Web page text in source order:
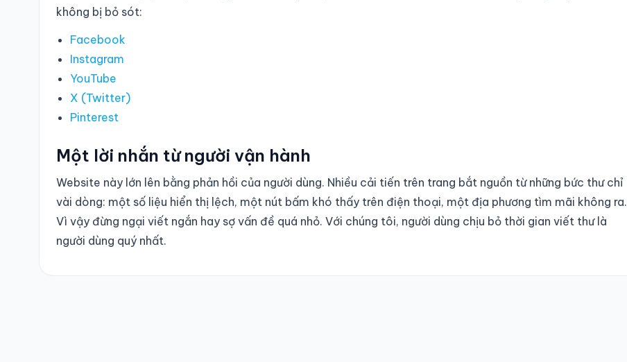
không bị bỏ sót:
Facebook
Instagram
YouTube
X (Twitter)
Pinterest
Một lời nhắn từ người vận hành
Website này lớn lên bằng phản hồi của người dùng. Nhiều cải tiến trên trang bắt nguồn từ những bức thư chỉ
vài dòng: một số liệu hiển thị lệch, một nút bấm khó thấy trên điện thoại, một địa phương tìm mãi không ra.
Vì vậy đừng ngại viết ngắn hay sợ vấn đề quá nhỏ. Với chúng tôi, người dùng chịu bỏ thời gian viết thư là
người dùng quý nhất.